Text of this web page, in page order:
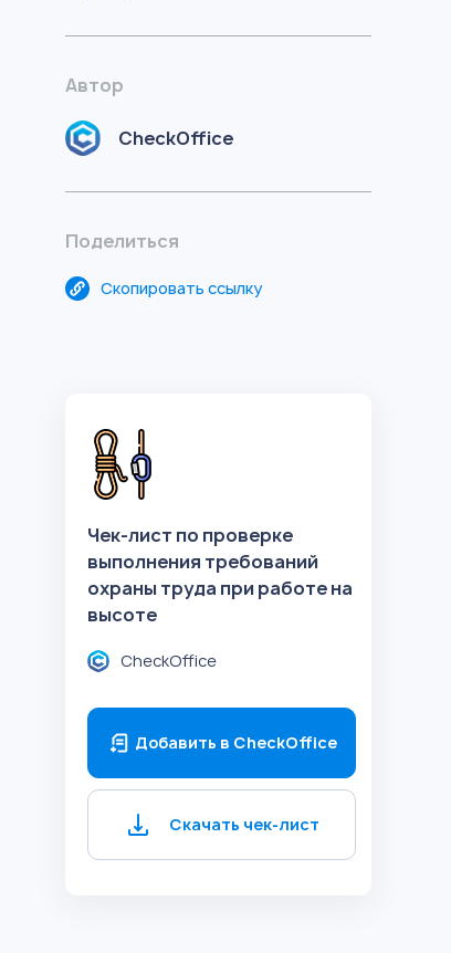
Автор
CheckOffice
Поделиться
Скопировать ссылку
Чек-лист по проверке
выполнения требований
охраны труда при работе на
высоте
CheckOffice
Добавить в CheckOffice
Скачать чек-лист